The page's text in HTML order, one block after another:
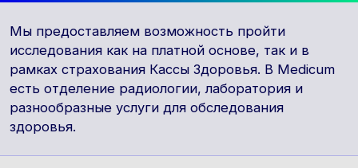
Мы предоставляем возможность пройти
исследования как на платной основе, так и в
рамках страхования Кассы Здоровья. В Medicum
есть отделение радиологии, лаборатория и
разнообразные услуги для обследования
здоровья.